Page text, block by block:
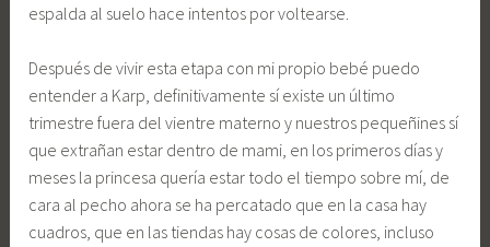
espalda al suelo hace intentos por voltearse.
Después de vivir esta etapa con mi propio bebé puedo
entender a Karp, definitivamente sí existe un último
trimestre fuera del vientre materno y nuestros pequeñines sí
que extrañan estar dentro de mami, en los primeros días y
meses la princesa quería estar todo el tiempo sobre mí, de
cara al pecho ahora se ha percatado que en la casa hay
cuadros, que en las tiendas hay cosas de colores, incluso